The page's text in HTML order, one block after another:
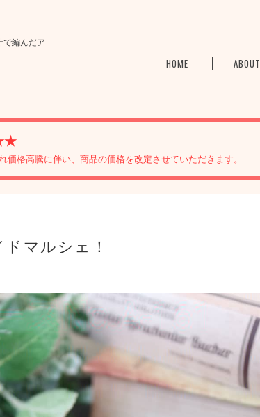
で編んだア
HOME ABOUT
価格高騰に伴い、商品の価格を改定させていただきます。
マルシェ！